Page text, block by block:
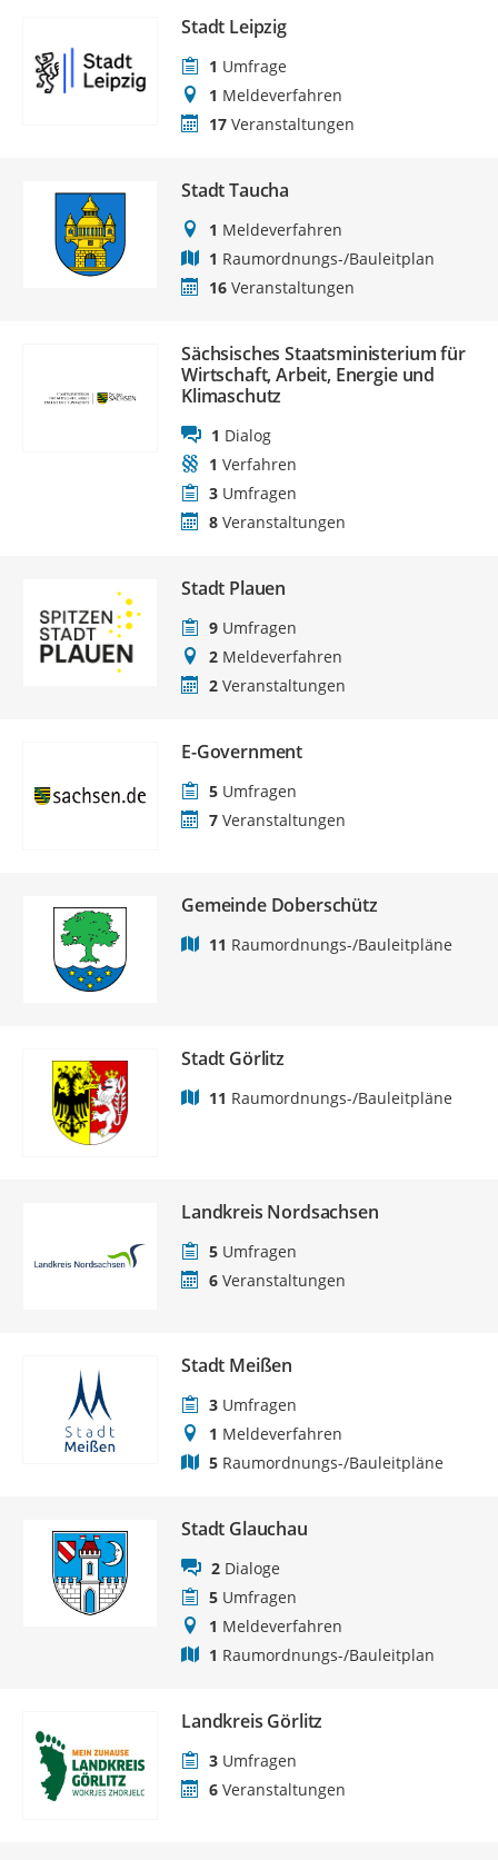
Stadt Leipzig
1 Umfrage
1 Meldeverfahren
17 Veranstaltungen
Stadt Taucha
1 Meldeverfahren
1 Raumordnungs-/Bauleitplan
16 Veranstaltungen
Sächsisches Staatsministerium für
Wirtschaft, Arbeit, Energie und
Klimaschutz
1 Dialog
1 Verfahren
3 Umfragen
8 Veranstaltungen
Stadt Plauen
9 Umfragen
2 Meldeverfahren
2 Veranstaltungen
E-Government
5 Umfragen
7 Veranstaltungen
Gemeinde Doberschütz
11 Raumordnungs-/Bauleitpläne
Stadt Görlitz
11 Raumordnungs-/Bauleitpläne
Landkreis Nordsachsen
5 Umfragen
6 Veranstaltungen
Stadt Meißen
3 Umfragen
1 Meldeverfahren
5 Raumordnungs-/Bauleitpläne
Stadt Glauchau
2 Dialoge
5 Umfragen
1 Meldeverfahren
1 Raumordnungs-/Bauleitplan
Landkreis Görlitz
3 Umfragen
6 Veranstaltungen